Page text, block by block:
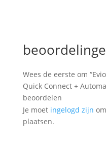
Wees de eerste om
Quick Connect +
beoordelen
Je moet ingelogd zijn
plaatsen.